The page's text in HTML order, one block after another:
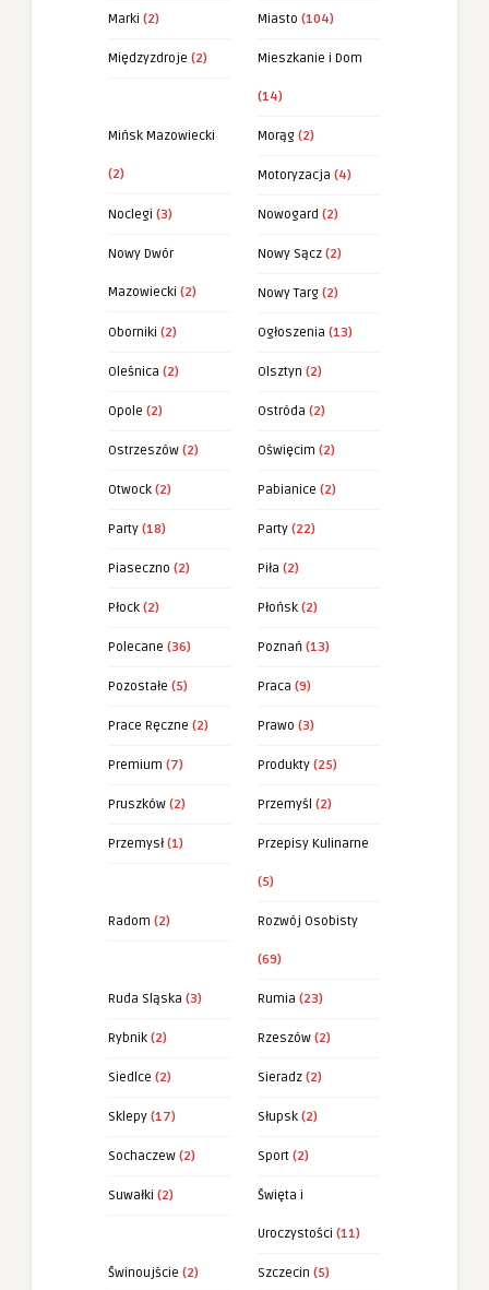
Marki (2) Miasto (104)
Międzyzdroje (2) Mieszkanie i Dom
(14)
Mińsk Mazowiecki
(2)
Morąg (2)
Motoryzacja (4)
Noclegi (3) Nowogard (2)
Nowy Dwór
Mazowiecki (2)
Nowy Sącz (2)
Nowy Targ (2)
Oborniki (2) Ogłoszenia (13)
Oleśnica (2) Olsztyn (2)
Opole (2) Ostróda (2)
Ostrzeszów (2) Oświęcim (2)
Otwock (2) Pabianice (2)
Party (18) Party (22)
Piaseczno (2) Piła (2)
Płock (2) Płońsk (2)
Polecane (36) Poznań (13)
Pozostałe (5) Praca (9)
Prace Ręczne (2) Prawo (3)
Premium (7) Produkty (25)
Pruszków (2) Przemyśl (2)
Przemysł (1) Przepisy Kulinarne
(5)
Radom (2) Rozwój Osobisty
(69)
Ruda Sląska (3) Rumia (23)
Rybnik (2) Rzeszów (2)
Siedlce (2) Sieradz (2)
Sklepy (17) Słupsk (2)
Sochaczew (2) Sport (2)
Suwałki (2) Święta i
Uroczystości (11)
Świnoujście (2) Szczecin (5)